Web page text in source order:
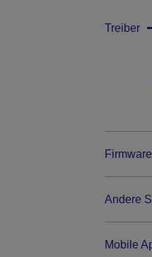
Treiber
Firmware
Andere
Mobile